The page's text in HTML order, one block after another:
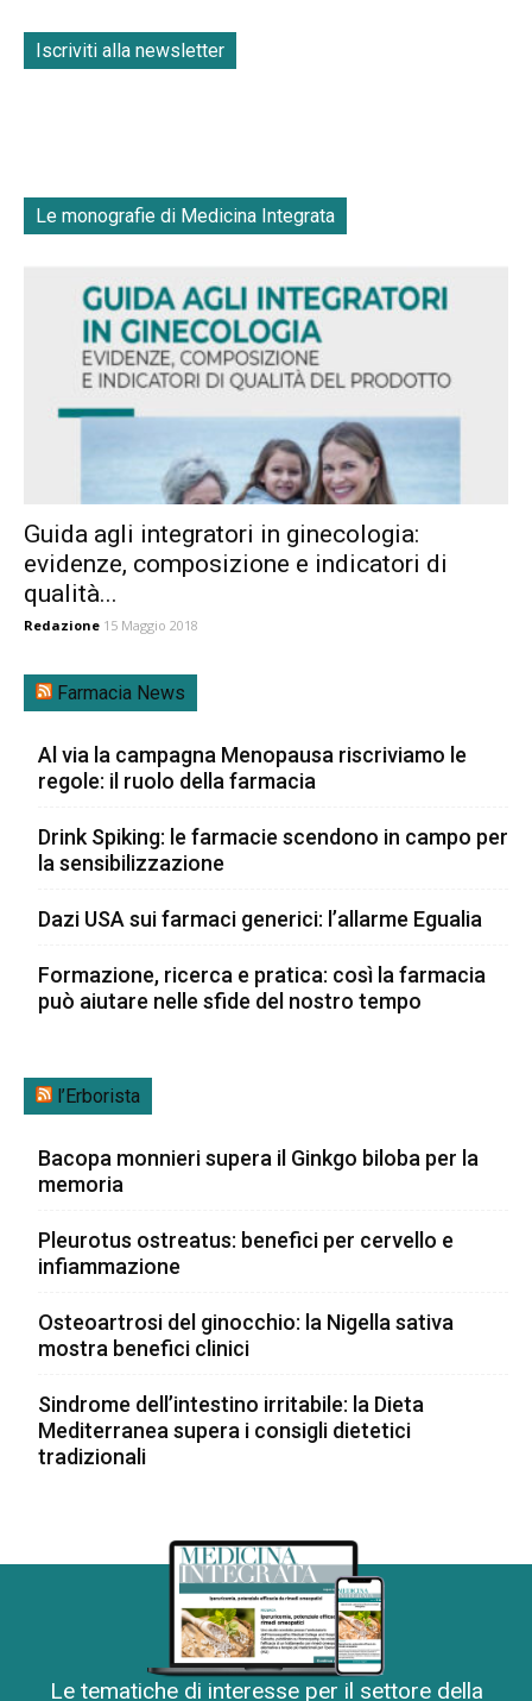
Iscriviti alla newsletter
Le monografie di Medicina Integrata
Guida agli integratori in ginecologia:
evidenze, composizione e indicatori di
qualità...
Redazione 15 Maggio 2018
Farmacia News
Al via la campagna Menopausa riscriviamo le
regole: il ruolo della farmacia
Drink Spiking: le farmacie scendono in campo per
la sensibilizzazione
Dazi USA sui farmaci generici: l’allarme Egualia
Formazione, ricerca e pratica: così la farmacia
può aiutare nelle sfide del nostro tempo
l’Erborista
Bacopa monnieri supera il Ginkgo biloba per la
memoria
Pleurotus ostreatus: benefici per cervello e
infiammazione
Osteoartrosi del ginocchio: la Nigella sativa
mostra benefici clinici
Sindrome dell’intestino irritabile: la Dieta
Mediterranea supera i consigli dietetici
tradizionali
Le tematiche di interesse per il settore della